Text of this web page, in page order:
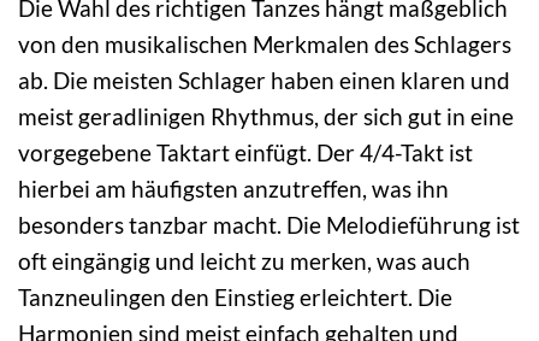
Die Wahl des richtigen Tanzes hängt maßgeblich
von den musikalischen Merkmalen des Schlagers
ab. Die meisten Schlager haben einen klaren und
meist geradlinigen Rhythmus, der sich gut in eine
vorgegebene Taktart einfügt. Der 4/4-Takt ist
hierbei am häufigsten anzutreffen, was ihn
besonders tanzbar macht. Die Melodieführung ist
oft eingängig und leicht zu merken, was auch
Tanzneulingen den Einstieg erleichtert. Die
Harmonien sind meist einfach gehalten und